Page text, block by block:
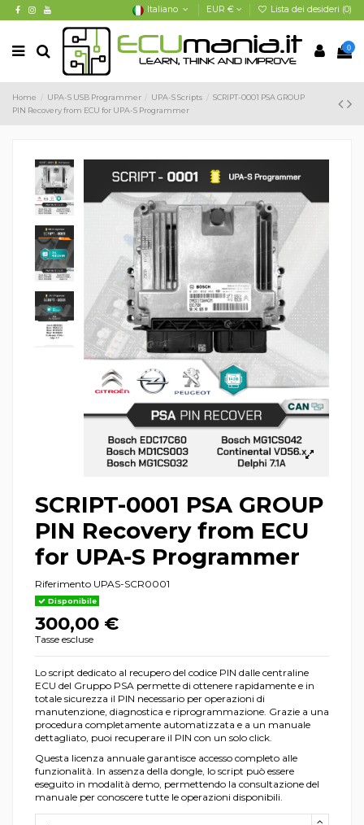
Italiano EUR € Lista dei desideri (0)
0
Home UPA-S USB Programmer UPA-S Scripts
SCRIPT-0001 PSA GROUP
PIN Recovery from ECU for UPA-S Programmer
SCRIPT-0001 PSA GROUP
PIN Recovery from ECU
for UPA-S Programmer
Riferimento UPAS-SCR0001
Disponibile
300,00 €
Tasse escluse
Lo script dedicato al recupero del codice PIN dalle centraline
ECU del Gruppo PSA permette di ottenere rapidamente e in
totale sicurezza il PIN necessario per operazioni di
manutenzione, diagnostica e riprogrammazione. Grazie a una
procedura completamente automatizzata e a un manuale
dettagliato, puoi recuperare il PIN con un solo click.
Questa licenza annuale garantisce accesso completo alle
funzionalità. In assenza della dongle, lo script può essere
eseguito in modalità demo, permettendo la consultazione del
manuale per conoscere tutte le operazioni disponibili.